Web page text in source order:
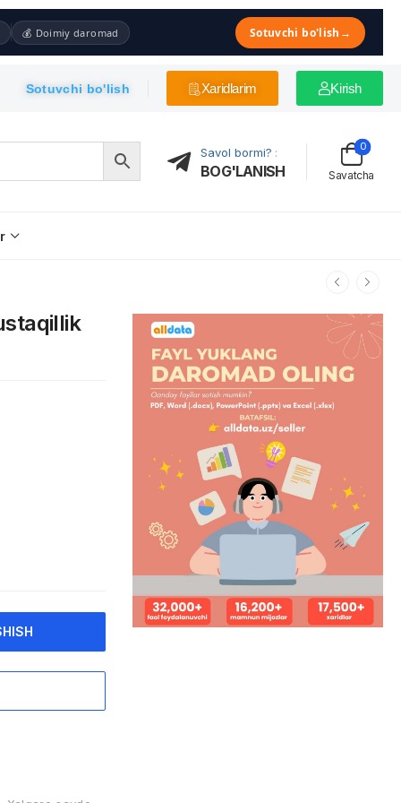
💰 Doimiy daromad Sotuvchi bo'lish →
Sotuvchi bo'lish Xaridlarim Kirish
Savol bormi? :
BOG'LANISH Savatcha
0